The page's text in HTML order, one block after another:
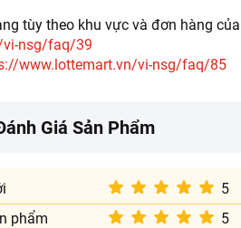
tùy theo khu vực và đơn hàng
vi-nsg/faq/39
www.lottemart.vn/vi-nsg/faq/85
Giá Sản Phẩm
5
phẩm
5